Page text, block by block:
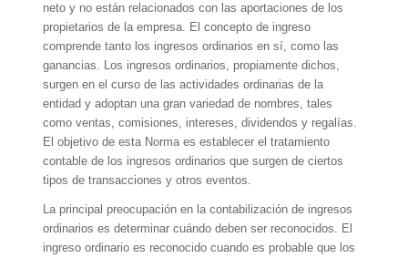
neto y no están relacionados con las aportaciones de los
propietarios de la empresa. El concepto de ingreso
comprende tanto los ingresos ordinarios en sí, como las
ganancias. Los ingresos ordinarios, propiamente dichos,
surgen en el curso de las actividades ordinarias de la
entidad y adoptan una gran variedad de nombres, tales
como ventas, comisiones, intereses, dividendos y regalías.
El objetivo de esta Norma es establecer el tratamiento
contable de los ingresos ordinarios que surgen de ciertos
tipos de transacciones y otros eventos.
La principal preocupación en la contabilización de ingresos
ordinarios es determinar cuándo deben ser reconocidos. El
ingreso ordinario es reconocido cuando es probable que los